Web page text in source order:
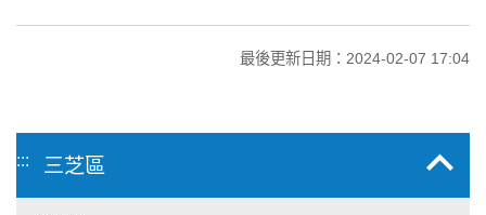
最後更新日期：2024-02-07 17:04
::: 三芝區